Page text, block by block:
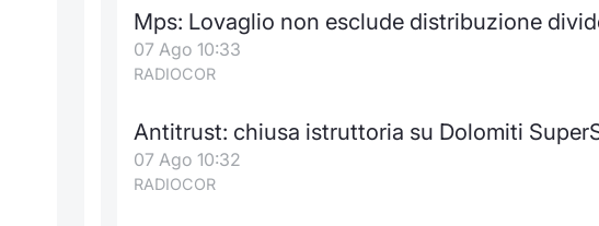
Mps: Lovaglio non esclude distribuzione
07 Ago 10:33
RADIOCOR
Antitrust: chiusa istruttoria su Dolomiti
07 Ago 10:32
RADIOCOR